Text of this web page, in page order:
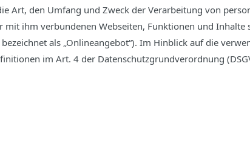
Art, den Umfang und Zweck der Verarbeitung von
ihm verbundenen Webseiten, Funktionen und Inhalte
als „Onlineangebot“). Im Hinblick auf die
im Art. 4 der Datenschutzgrundverordnung